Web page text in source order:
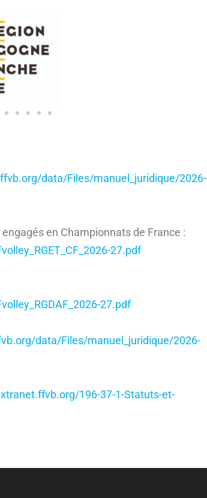
data/Files/manuel_juridique/2026-
en Championnats de France :
27.pdf
27.pdf
data/Files/manuel_juridique/2026-
196-37-1-Statuts-et-